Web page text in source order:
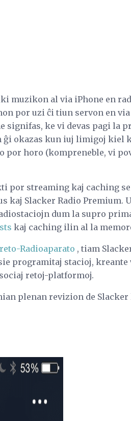
muzikon al via iPhone en
por uzi ĉi tiun servon en
signifas, ke vi devas pagi la
okazas kun iuj limigoj kiel
por horo (kompreneble, vi
por streaming kaj caching
kaj Slacker Radio Premium.
dum la supro
kaj caching ilin al la
Radioaparato , tiam
programitaj stacioj,
retoj-platformoj.
plenan revizion de Slacker